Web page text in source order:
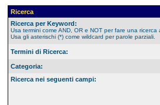
Ricerca
Ricerca per Keyword:
Usa termini come AND, OR e NOT per fare una ricerca
Usa gli asterischi (*) come wildcard per parole parziali.
Termini di Ricerca:
Categoria:
Ricerca nei seguenti campi: